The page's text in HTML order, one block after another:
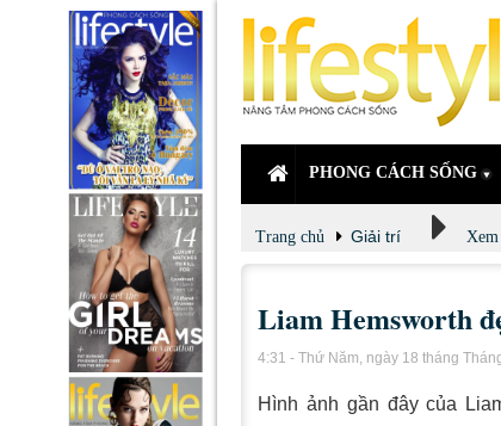
PHONG CÁCH SỐNG
Trang chủ Giải trí
Liam Hemsworth
4:31 - Thứ Năm, ngày 18 tháng
Hình ảnh gần đây của